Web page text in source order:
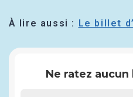
À lire aussi : Le billet
Ne ratez